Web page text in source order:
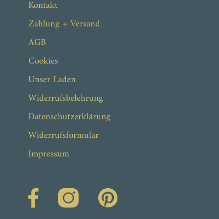
Kontakt
Zahlung + Versand
AGB
Cookies
Unser Laden
Widerrufsbelehrung
Datenschutzerklärung
Widerrufsformular
Impressum